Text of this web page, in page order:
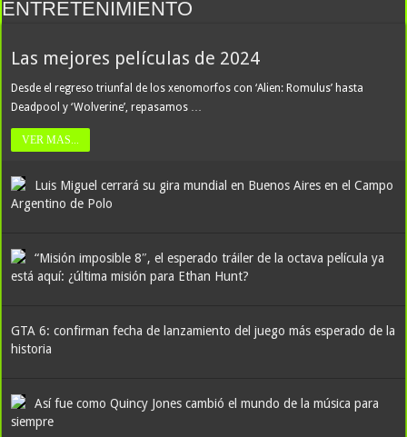
ENTRETENIMIENTO
Las mejores películas de 2024
Desde el regreso triunfal de los xenomorfos con ‘Alien: Romulus’ hasta
Deadpool y ‘Wolverine’, repasamos …
VER MAS...
Luis Miguel cerrará su gira mundial en Buenos Aires en el Campo
Argentino de Polo
“Misión imposible 8″, el esperado tráiler de la octava película ya
está aquí: ¿última misión para Ethan Hunt?
GTA 6: confirman fecha de lanzamiento del juego más esperado de la
historia
Así fue como Quincy Jones cambió el mundo de la música para
siempre